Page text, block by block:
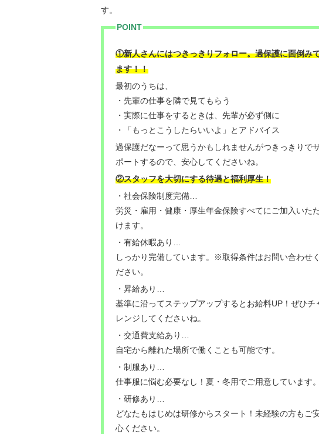
す。
POINT
①新人さんにはつきっきりフォロー。過保護に面倒み
ます！！
最初のうちは、
・先輩の仕事を隣で見てもらう
・実際に仕事をするときは、先輩が必ず側に
・「もっとこうしたらいいよ」とアドバイス
過保護だなーって思うかもしれませんがつきっきりで
ポートするので、安心してくださいね。
②スタッフを大切にする待遇と福利厚生！
・社会保険制度完備…
労災・雇用・健康・厚生年金保険すべてにご加入いた
けます。
・有給休暇あり…
しっかり完備しています。※取得条件はお問い合わせく
ださい。
・昇給あり…
基準に沿ってステップアップするとお給料UP！ぜひチ
レンジしてくださいね。
・交通費支給あり…
自宅から離れた場所で働くことも可能です。
・制服あり…
仕事服に悩む必要なし！夏・冬用でご用意しています。
・研修あり…
どなたもはじめは研修からスタート！未経験の方もご
心ください。